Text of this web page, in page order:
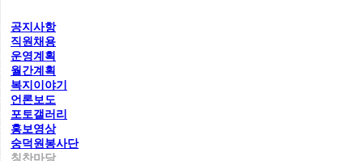
공지사항
직원채용
운영계획
월간계획
복지이야기
언론보도
포토갤러리
홍보영상
숭덕원봉사단
칭찬마당